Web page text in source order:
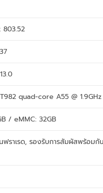
803.52
quad-core A55 @ 1.9GHz
/ eMMC: 32GB
นฟราเรด, รองรับการสัมผัสพร้อม